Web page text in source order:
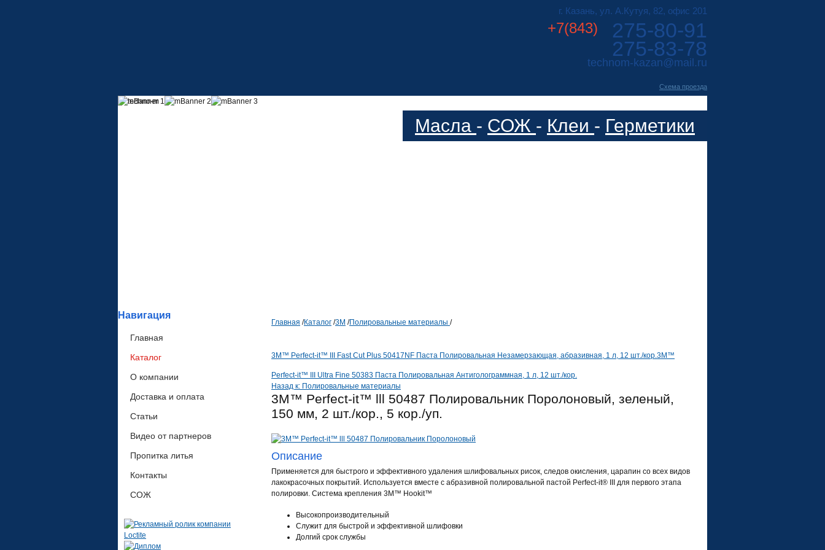
г. Казань, ул. А.Кутуя, 82, офис 201
+7(843) 275-80-91
275-83-78
technom-kazan@mail.ru
Cхема проезда
Масла - СОЖ - Клеи - Герметики
Навигация
Главная
Каталог
О компании
Доставка и оплата
Статьи
Видео от партнеров
Пропитка литья
Контакты
СОЖ
Главная /Каталог /3М /Полировальные материалы /
3M™ Perfect-it™ III Fast Cut Plus 50417NF Паста Полировальная Незамерзающая, абразивная, 1 л, 12 шт./кор.3M™
Perfect-it™ III Ultra Fine 50383 Паста Полировальная Антиголограммная, 1 л, 12 шт./кор.
Назад к: Полировальные материалы
3M™ Perfect-it™ lll 50487 Полировальник Поролоновый, зеленый,
150 мм, 2 шт./кор., 5 кор./уп.
Описание
Применяется для быстрого и эффективного удаления шлифовальных рисок, следов окисления, царапин со всех видов
лакокрасочных покрытий. Используется вместе с абразивной полировальной пастой Perfect-it® III для первого этапа
полировки. Система крепления 3M™ Hookit™
Высокопроизводительный
Служит для быстрой и эффективной шлифовки
Долгий срок службы